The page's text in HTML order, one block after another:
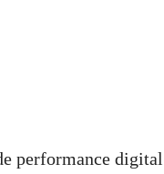
performance